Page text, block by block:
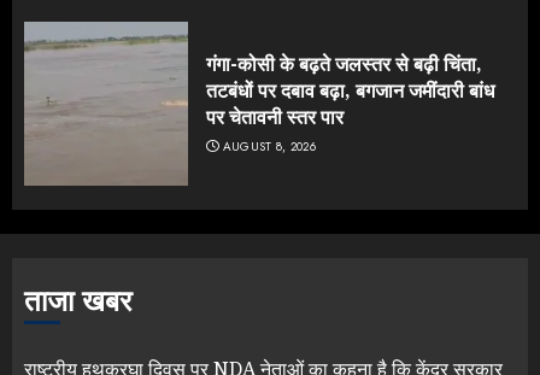
गंगा-कोसी के बढ़ते जलस्तर से बढ़ी चिंता,
तटबंधों पर दबाव बढ़ा, बगजान जमींदारी बांध
पर चेतावनी स्तर पार
AUGUST 8, 2026
ताजा खबर
राष्ट्रीय हथकरघा दिवस पर NDA नेताओं का कहना है कि केंद्र सरकार